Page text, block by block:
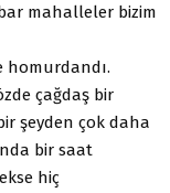
mahalleler bizim
homurdandı.
çağdaş bir
şeyden çok daha
bir saat
hiç